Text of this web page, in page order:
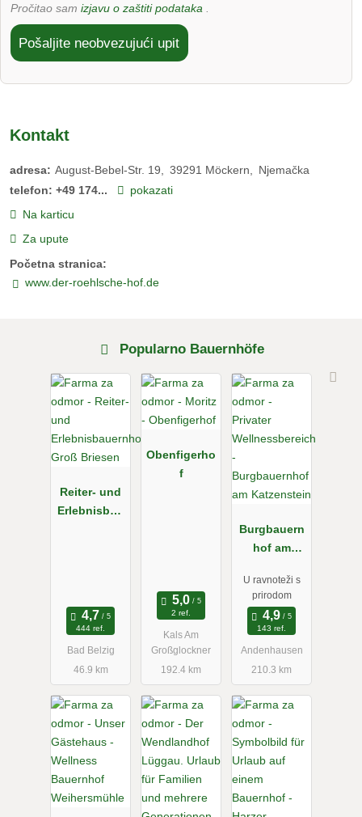
Pročitao sam izjavu o zaštiti podataka
Pošaljite neobvezujući upit
Kontakt
adresa: August-Bebel-Str. 19 39291 Möckern
Njemačka
telefon: +49 174...
pokazati
Na karticu
Za upute
Početna stranica:
www.der-roehlsche-hof.de
Popularno Bauernhöfe
Reiter- und
Erlebnisbau
444 ref.
Bad Belzig
46.9 km
Obenfigerho
f
2 ref.
Kals Am
Großglockner
192.4 km
Burgbauern
hof am
U ravnoteži s
prirodom
143 ref.
Andenhausen
210.3 km